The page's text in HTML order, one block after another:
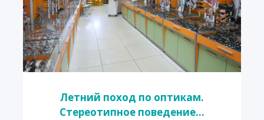
Летний поход по оптикам.
Стереотипное поведение...